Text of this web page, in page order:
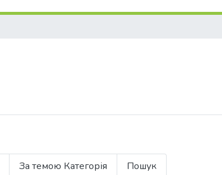
За темою Категорія Пошук